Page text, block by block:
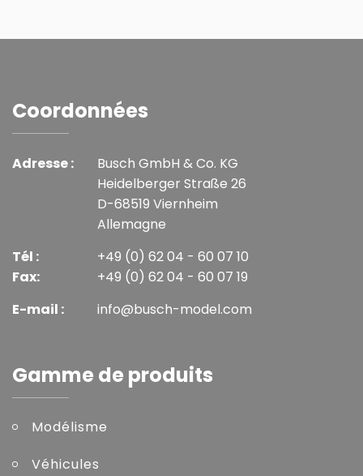
Coordonnées
Adresse :
Busch GmbH & Co. KG
Heidelberger Straße 26
D-68519 Viernheim
Allemagne
Tél :
Fax:
+49 (0) 62 04 - 60 07 10
+49 (0) 62 04 - 60 07 19
E-mail :
info@busch-model.com
Gamme de produits
Modélisme
Véhicules